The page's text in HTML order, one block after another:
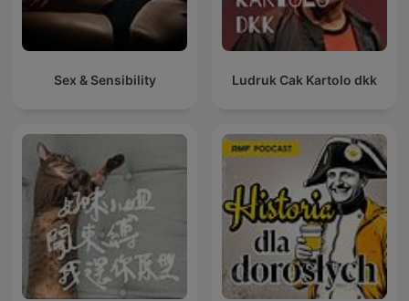
Sex & Sensibility Ludruk Cak Kartolo dkk